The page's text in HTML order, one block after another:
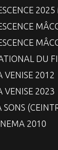
DU
VENISE 2012
VENISE 2023
SONS
2010